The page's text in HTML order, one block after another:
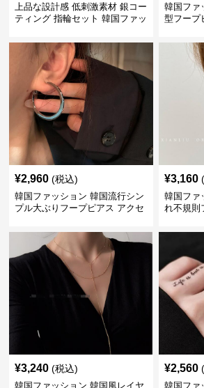
上品な設計感 低刺激素材 銀コー
ティング 指輪セット 韓国ファッ
韓国ファ
型フープ
¥2,960 (税込)
韓国ファッション 韓国流行シン
プル大ぶりフープピアス アクセ
¥3,160
韓国ファ
れ不規則
¥3,240 (税込)
韓国ファッション 韓国風レイヤ
¥2,560
韓国ファ